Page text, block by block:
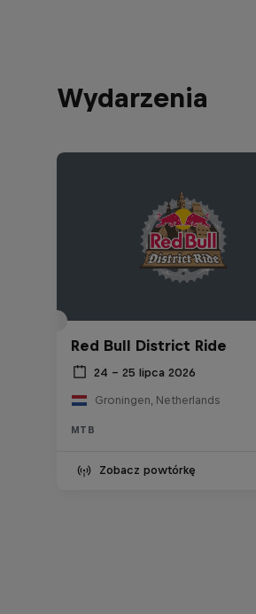
Wydarzenia
Red Bull District Ride
24 – 25 lipca 2026
Groningen, Netherlands
MTB
Zobacz powtórkę